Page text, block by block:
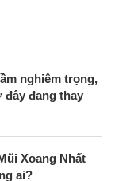
nghiêm trọng,
đây đang thay
Xoang Nhất
ai?